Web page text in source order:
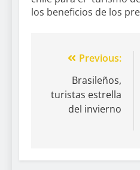
los beneficios de los
Previous:
Brasileños,
turistas estrella
del invierno